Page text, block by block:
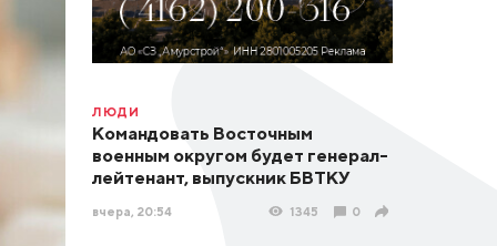
ЛЮДИ
Командовать Восточным
военным округом будет генерал-
лейтенант, выпускник БВТКУ
вчера, 20:54 1345 0